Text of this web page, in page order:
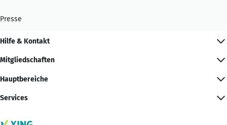
Presse
Hilfe & Kontakt
Mitgliedschaften
Hauptbereiche
Services